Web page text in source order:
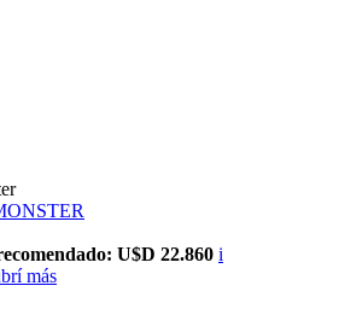
U$D 22.860 i
más